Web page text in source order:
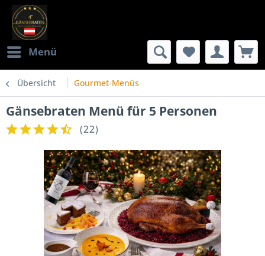
Menü
Übersicht Gourmet-Menüs
Gänsebraten Menü für 5 Personen
(22)